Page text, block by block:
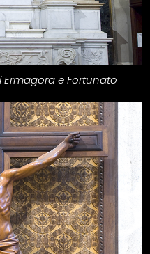
Ermagora e Fortunato